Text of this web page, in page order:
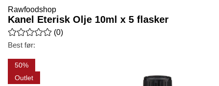
Rawfoodshop
Kanel Eterisk Olje 10ml x 5 flasker
Gjennomsnittlig rangering 0 av 5 Antall vurderinger 0
(0)
Best før:
50
Outlet
Produktbilder Kanel Eterisk Olje 10ml x 5 flasker